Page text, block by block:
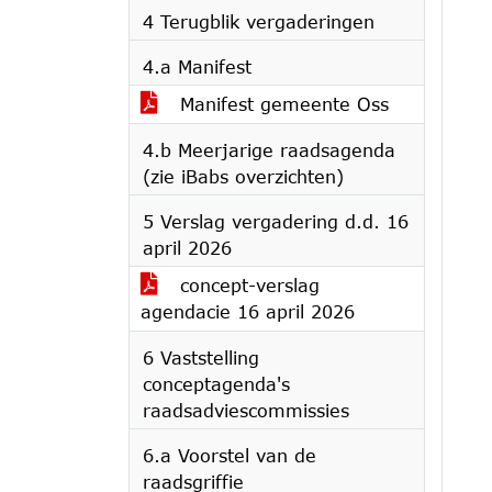
4 Terugblik vergaderingen
4.a Manifest
Manifest gemeente Oss
4.b Meerjarige raadsagenda
(zie iBabs overzichten)
5 Verslag vergadering d.d. 16
april 2026
concept-verslag
agendacie 16 april 2026
6 Vaststelling
conceptagenda's
raadsadviescommissies
6.a Voorstel van de
raadsgriffie